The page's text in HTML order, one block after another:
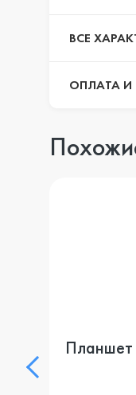
ВСЕ
ОПЛАТА
Планшет